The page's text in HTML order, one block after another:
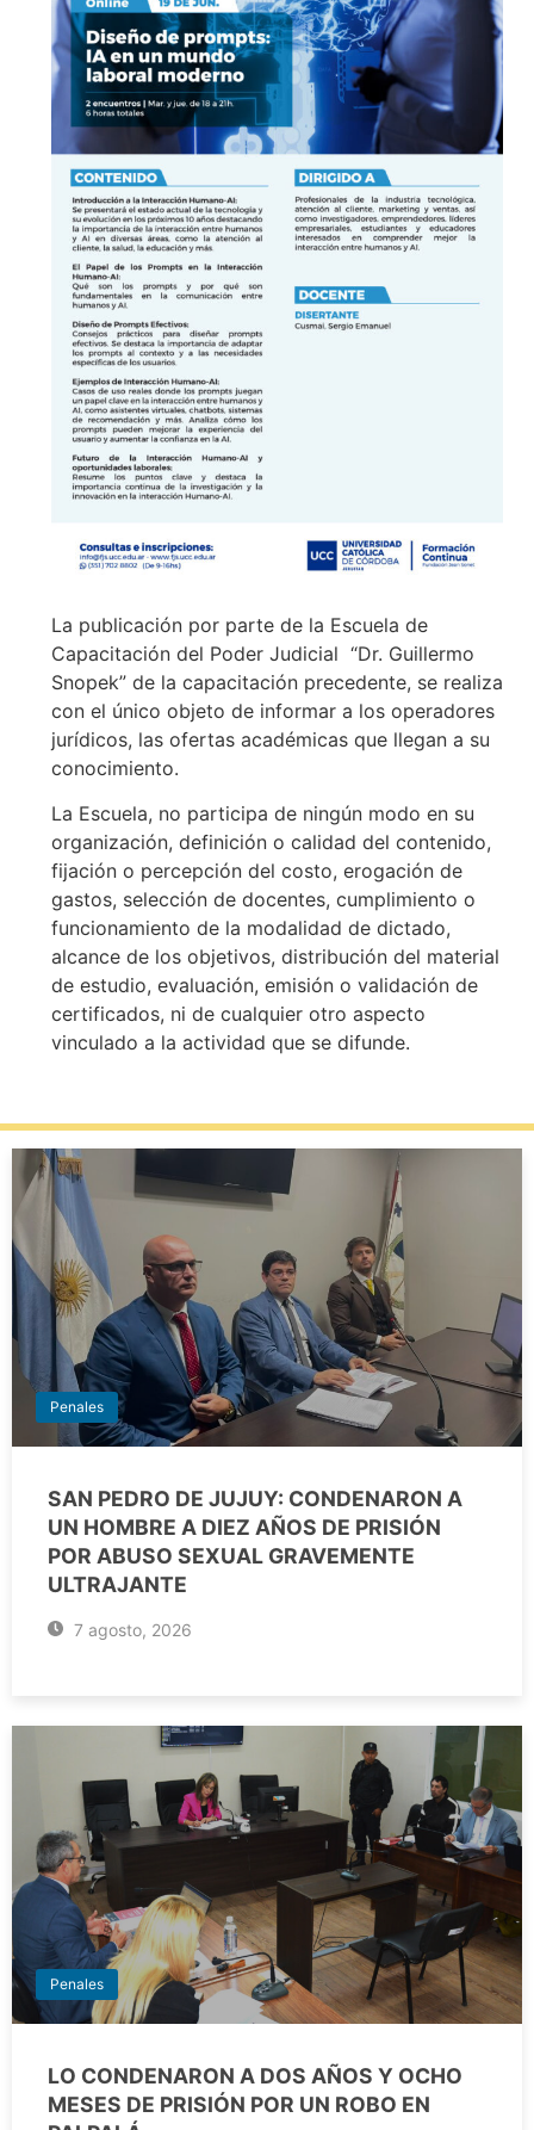
La publicación por parte de la Escuela de
Capacitación del Poder Judicial “Dr. Guillermo
Snopek” de la capacitación precedente, se realiza
con el único objeto de informar a los operadores
jurídicos, las ofertas académicas que llegan a su
conocimiento.
La Escuela, no participa de ningún modo en su
organización, definición o calidad del contenido,
fijación o percepción del costo, erogación de
gastos, selección de docentes, cumplimiento o
funcionamiento de la modalidad de dictado,
alcance de los objetivos, distribución del material
de estudio, evaluación, emisión o validación de
certificados, ni de cualquier otro aspecto
vinculado a la actividad que se difunde.
Penales
SAN PEDRO DE JUJUY: CONDENARON A
UN HOMBRE A DIEZ AÑOS DE PRISIÓN
POR ABUSO SEXUAL GRAVEMENTE
ULTRAJANTE
7 agosto, 2026
Penales
LO CONDENARON A DOS AÑOS Y OCHO
MESES DE PRISIÓN POR UN ROBO EN